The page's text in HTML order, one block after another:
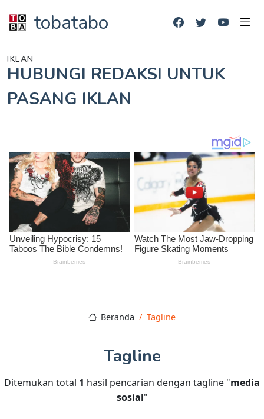
tobatabo
IKLAN
HUBUNGI REDAKSI UNTUK
PASANG IKLAN
Beranda Tagline
Tagline
Ditemukan total 1 hasil pencarian dengan tagline "media
sosial"